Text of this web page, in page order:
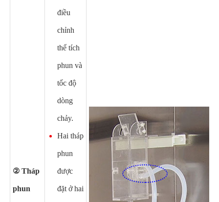
② Tháp
phun
điều
chỉnh
thể tích
phun và
tốc độ
dòng
chảy.
Hai tháp
phun
được
đặt ở hai